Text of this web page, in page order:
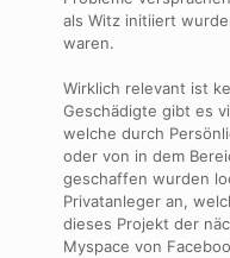
als Witz initiiert
waren.
Wirklich relevant ist
Geschädigte gibt es
welche durch
oder von in dem
geschaffen wurden
Privatanleger an,
dieses Projekt der
Myspace von